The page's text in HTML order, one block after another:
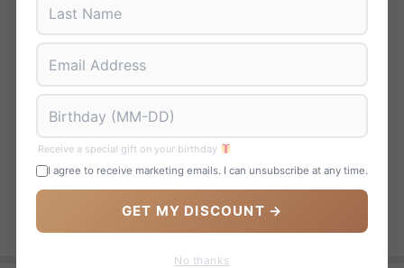
Receive a special gift on your birthday
I agree to receive marketing emails. I can unsubscribe at any time.
GET MY DISCOUNT →
No thanks